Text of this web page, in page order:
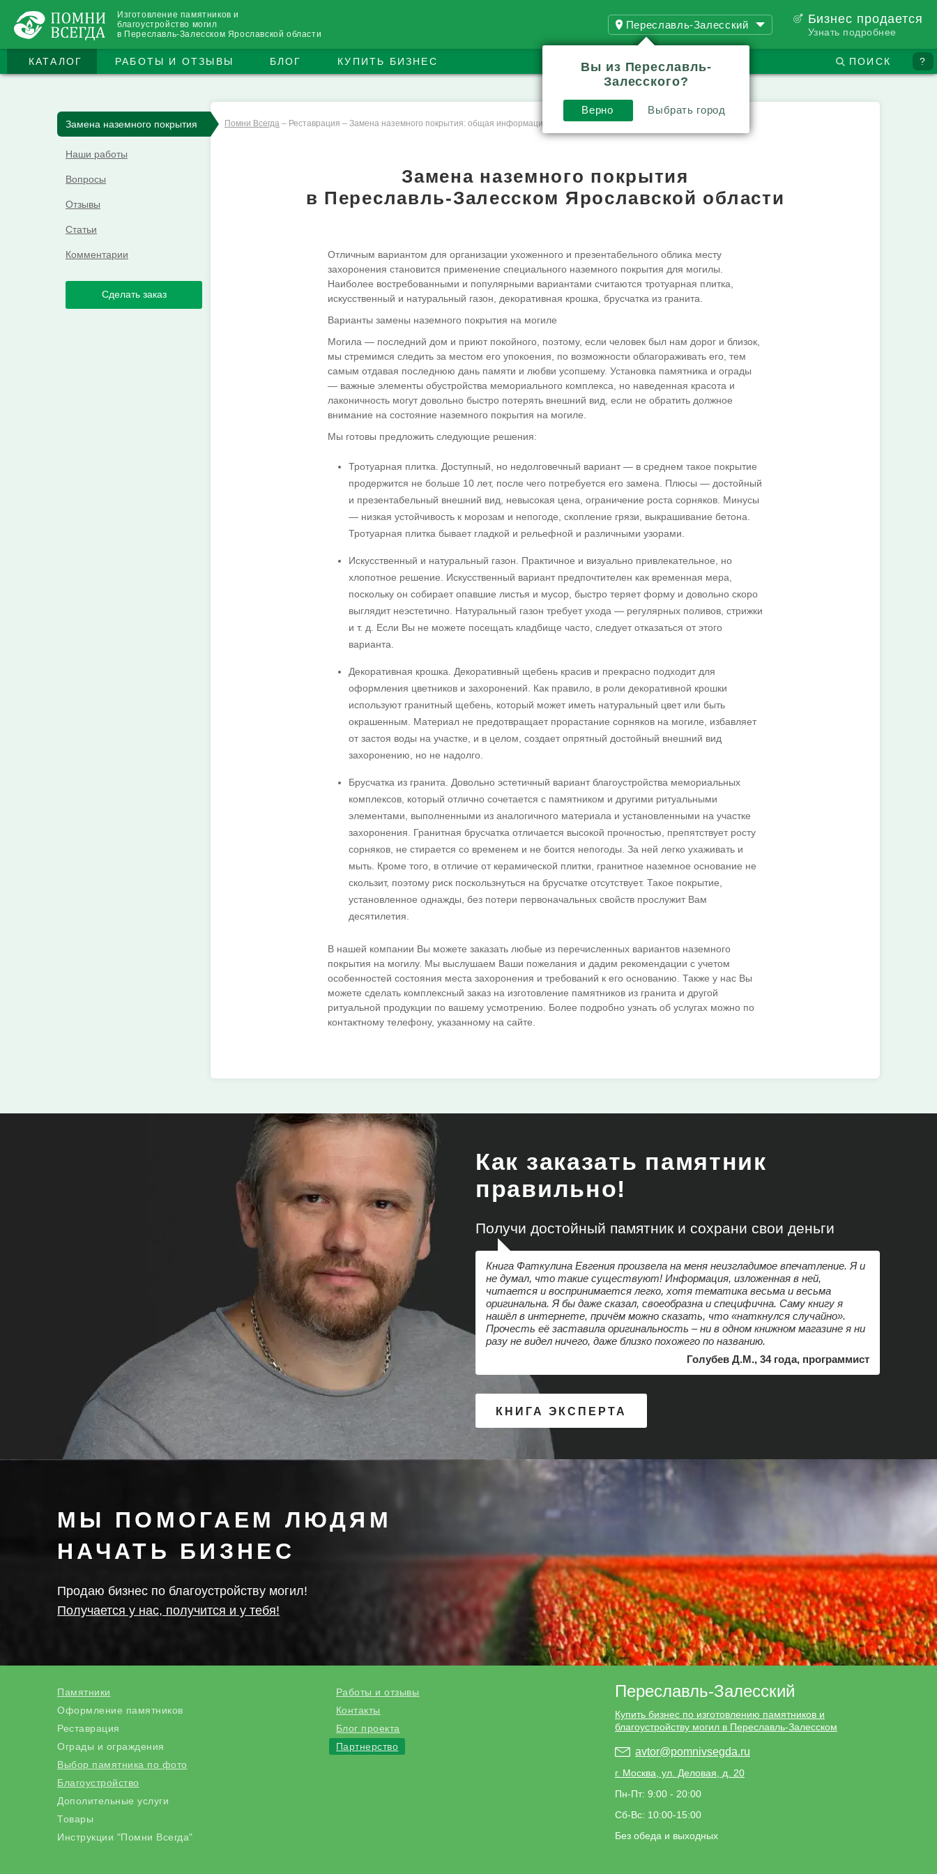
Изготовление памятников и
благоустройство могил
в Переславль-Залесском Ярославской области
Бизнес продается
Узнать подробнее
Переславль-Залесский
КАТАЛОГ РАБОТЫ И ОТЗЫВЫ БЛОГ КУПИТЬ БИЗНЕС ?
ПОИСК
Замена наземного покрытия
Наши работы
Вопросы
Отзывы
Статьи
Комментарии
Сделать заказ
Помни Всегда – Реставрация – Замена наземного покрытия: общая информация
Замена наземного покрытия
в Переславль-Залесском Ярославской области
Отличным вариантом для организации ухоженного и презентабельного облика месту
захоронения становится применение специального наземного покрытия для могилы.
Наиболее востребованными и популярными вариантами считаются тротуарная плитка,
искусственный и натуральный газон, декоративная крошка, брусчатка из гранита.
Варианты замены наземного покрытия на могиле
Могила — последний дом и приют покойного, поэтому, если человек был нам дорог и близок,
мы стремимся следить за местом его упокоения, по возможности облагораживать его, тем
самым отдавая последнюю дань памяти и любви усопшему. Установка памятника и ограды
— важные элементы обустройства мемориального комплекса, но наведенная красота и
лаконичность могут довольно быстро потерять внешний вид, если не обратить должное
внимание на состояние наземного покрытия на могиле.
Мы готовы предложить следующие решения:
Тротуарная плитка. Доступный, но недолговечный вариант — в среднем такое покрытие
продержится не больше 10 лет, после чего потребуется его замена. Плюсы — достойный
и презентабельный внешний вид, невысокая цена, ограничение роста сорняков. Минусы
— низкая устойчивость к морозам и непогоде, скопление грязи, выкрашивание бетона.
Тротуарная плитка бывает гладкой и рельефной и различными узорами.
Искусственный и натуральный газон. Практичное и визуально привлекательное, но
хлопотное решение. Искусственный вариант предпочтителен как временная мера,
поскольку он собирает опавшие листья и мусор, быстро теряет форму и довольно скоро
выглядит неэстетично. Натуральный газон требует ухода — регулярных поливов, стрижки
и т. д. Если Вы не можете посещать кладбище часто, следует отказаться от этого
варианта.
Декоративная крошка. Декоративный щебень красив и прекрасно подходит для
оформления цветников и захоронений. Как правило, в роли декоративной крошки
используют гранитный щебень, который может иметь натуральный цвет или быть
окрашенным. Материал не предотвращает прорастание сорняков на могиле, избавляет
от застоя воды на участке, и в целом, создает опрятный достойный внешний вид
захоронению, но не надолго.
Брусчатка из гранита. Довольно эстетичный вариант благоустройства мемориальных
комплексов, который отлично сочетается с памятником и другими ритуальными
элементами, выполненными из аналогичного материала и установленными на участке
захоронения. Гранитная брусчатка отличается высокой прочностью, препятствует росту
сорняков, не стирается со временем и не боится непогоды. За ней легко ухаживать и
мыть. Кроме того, в отличие от керамической плитки, гранитное наземное основание не
скользит, поэтому риск поскользнуться на брусчатке отсутствует. Такое покрытие,
установленное однажды, без потери первоначальных свойств прослужит Вам
десятилетия.
В нашей компании Вы можете заказать любые из перечисленных вариантов наземного
покрытия на могилу. Мы выслушаем Ваши пожелания и дадим рекомендации с учетом
особенностей состояния места захоронения и требований к его основанию. Также у нас Вы
можете сделать комплексный заказ на изготовление памятников из гранита и другой
ритуальной продукции по вашему усмотрению. Более подробно узнать об услугах можно по
контактному телефону, указанному на сайте.
Как заказать памятник
правильно!
Получи достойный памятник и сохрани свои деньги
Книга Фаткулина Евгения произвела на меня неизгладимое впечатление. Я и
не думал, что такие существуют! Информация, изложенная в ней,
читается и воспринимается легко, хотя тематика весьма и весьма
оригинальна. Я бы даже сказал, своеобразна и специфична. Саму книгу я
нашёл в интернете, причём можно сказать, что «наткнулся случайно».
Прочесть её заставила оригинальность – ни в одном книжном магазине я ни
разу не видел ничего, даже близко похожего по названию.
Голубев Д.М., 34 года, программист
КНИГА ЭКСПЕРТА
МЫ ПОМОГАЕМ ЛЮДЯМ
НАЧАТЬ БИЗНЕС
Продаю бизнес по благоустройству могил!
Получается у нас, получится и у тебя!
Вы из Переславль-
Залесского?
Верно Выбрать город
Памятники
Оформление памятников
Реставрация
Ограды и ограждения
Выбор памятника по фото
Благоустройство
Дополительные услуги
Товары
Инструкции "Помни Всегда"
Работы и отзывы
Контакты
Блог проекта
Партнерство
Переславль-Залесский
Купить бизнес по изготовлению памятников и
благоустройству могил в Переславль-Залесском
avtor@pomnivsegda.ru
г. Москва, ул. Деловая, д. 20
Пн-Пт: 9:00 - 20:00
Сб-Вс: 10:00-15:00
Без обеда и выходных